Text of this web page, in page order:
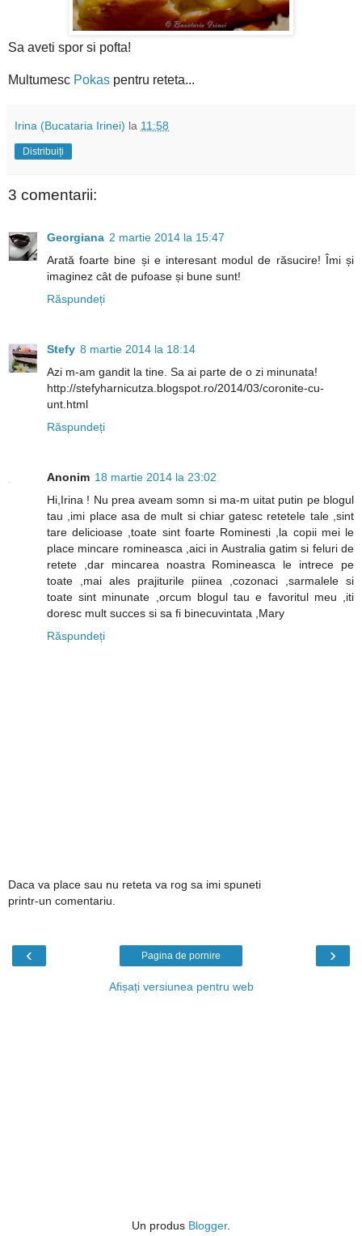
Sa aveti spor si pofta!
Multumesc Pokas pentru reteta...
Irina (Bucataria Irinei) la 11:58
Distribuiți
3 comentarii:
Georgiana 2 martie 2014 la 15:47
Arată foarte bine și e interesant modul de răsucire! Îmi și
imaginez cât de pufoase și bune sunt!
Răspundeți
Stefy 8 martie 2014 la 18:14
Azi m-am gandit la tine. Sa ai parte de o zi minunata!
http://stefyharnicutza.blogspot.ro/2014/03/coronite-cu-
unt.html
Răspundeți
Anonim 18 martie 2014 la 23:02
Hi,Irina ! Nu prea aveam somn si ma-m uitat putin pe blogul
tau ,imi place asa de mult si chiar gatesc retetele tale ,sint
tare delicioase ,toate sint foarte Rominesti ,la copii mei le
place mincare romineasca ,aici in Australia gatim si feluri de
retete ,dar mincarea noastra Romineasca le intrece pe
toate ,mai ales prajiturile piinea ,cozonaci ,sarmalele si
toate sint minunate ,orcum blogul tau e favoritul meu ,iti
doresc mult succes si sa fi binecuvintata ,Mary
Răspundeți
Daca va place sau nu reteta va rog sa imi spuneti
printr-un comentariu.
‹ ›
Pagina de pornire
Afișați versiunea pentru web
Un produs Blogger.